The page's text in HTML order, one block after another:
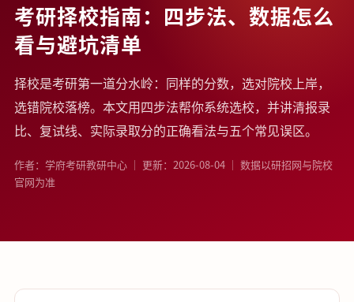
考研择校指南：四步法、数据怎么
看与避坑清单
择校是考研第一道分水岭：同样的分数，选对院校上岸，
选错院校落榜。本文用四步法帮你系统选校，并讲清报录
比、复试线、实际录取分的正确看法与五个常见误区。
作者：学府考研教研中心 ｜ 更新：2026-08-04 ｜ 数据以研招网与院校
官网为准